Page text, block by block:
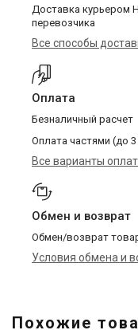
Доставка курьером
перевозчика
Все способы
Оплата
Безналичный расчет
Оплата частями (до
Все варианты
Обмен и возврат
Обмен/возврат
Условия обмена и
Похожие